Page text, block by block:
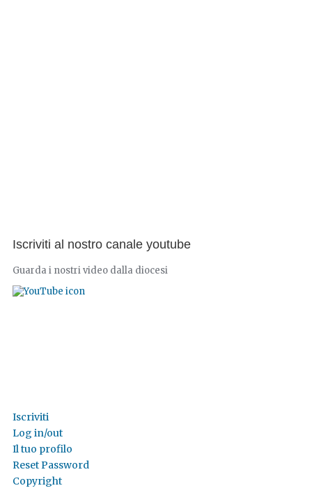
Iscriviti al nostro canale youtube
Guarda i nostri video dalla diocesi
Iscriviti
Log in/out
Il tuo profilo
Reset Password
Copyright